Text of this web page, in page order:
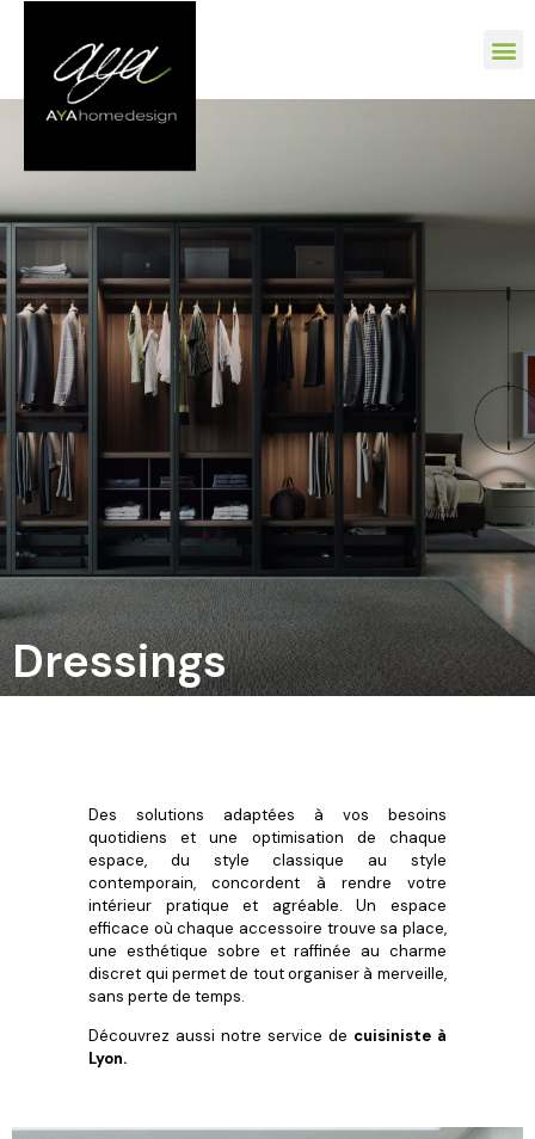
Dressings
Des solutions adaptées à vos besoins
quotidiens et une optimisation de chaque
espace, du style classique au style
contemporain, concordent à rendre votre
intérieur pratique et agréable. Un espace
efficace où chaque accessoire trouve sa place,
une esthétique sobre et raffinée au charme
discret qui permet de tout organiser à merveille,
sans perte de temps.
Découvrez aussi notre service de cuisiniste à
Lyon.